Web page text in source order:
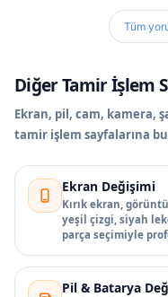
Tüm
Diğer Tamir İşlem
Ekran, pil, cam, kamera,
tamir işlem sayfalarına
Ekran Değişimi
Kırık ekran,
yeşil çizgi, siyah
parça seçimiyle
Pil & Batarya